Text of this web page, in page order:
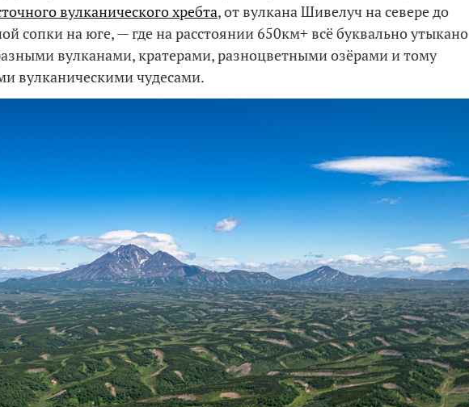
вулканического хребта, от вулкана Шивелуч на севере до
сопки на юге, — где на расстоянии 650км+ всё буквально утыкано
вулканами, кратерами, разноцветными озёрами и тому
вулканическими чудесами.